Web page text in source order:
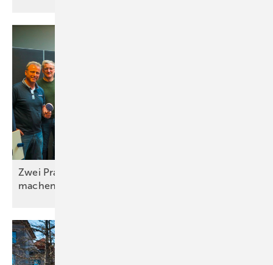
Zwei Praxistage, die Unterricht einfacher
machen